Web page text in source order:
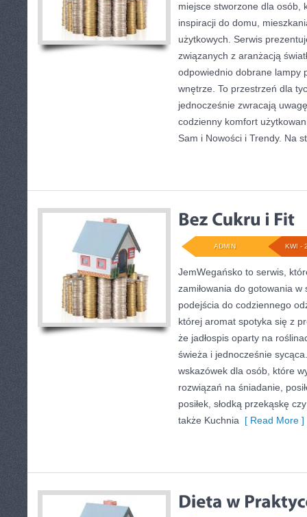
miejsce stworzone dla osób,
inspiracji do domu,
użytkowych. Serwis
związanych z aranżacją
odpowiednio dobrane lampy
wnętrze. To przestrzeń dla
jednocześnie zwracają
codzienny komfort
Sam i Nowości i Trendy. Na
KWI -
ADMIN
JemWegańsko to serwis,
zamiłowania do gotowania
podejścia do codziennego
której aromat spotyka się z
że jadłospis oparty na
świeża i jednocześnie
wskazówek dla osób, które
rozwiązań na śniadanie,
posiłek, słodką przekąskę
także Kuchnia [ Read More ]